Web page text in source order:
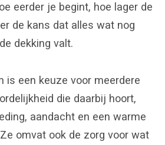
eerder je begint, hoe lager de
de kans dat alles wat nog
dekking valt.
is een keuze voor meerdere
die daarbij hoort,
aandacht en een warme
omvat ook de zorg voor wat